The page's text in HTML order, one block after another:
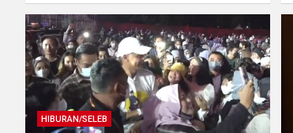
HIBURAN/SELEB